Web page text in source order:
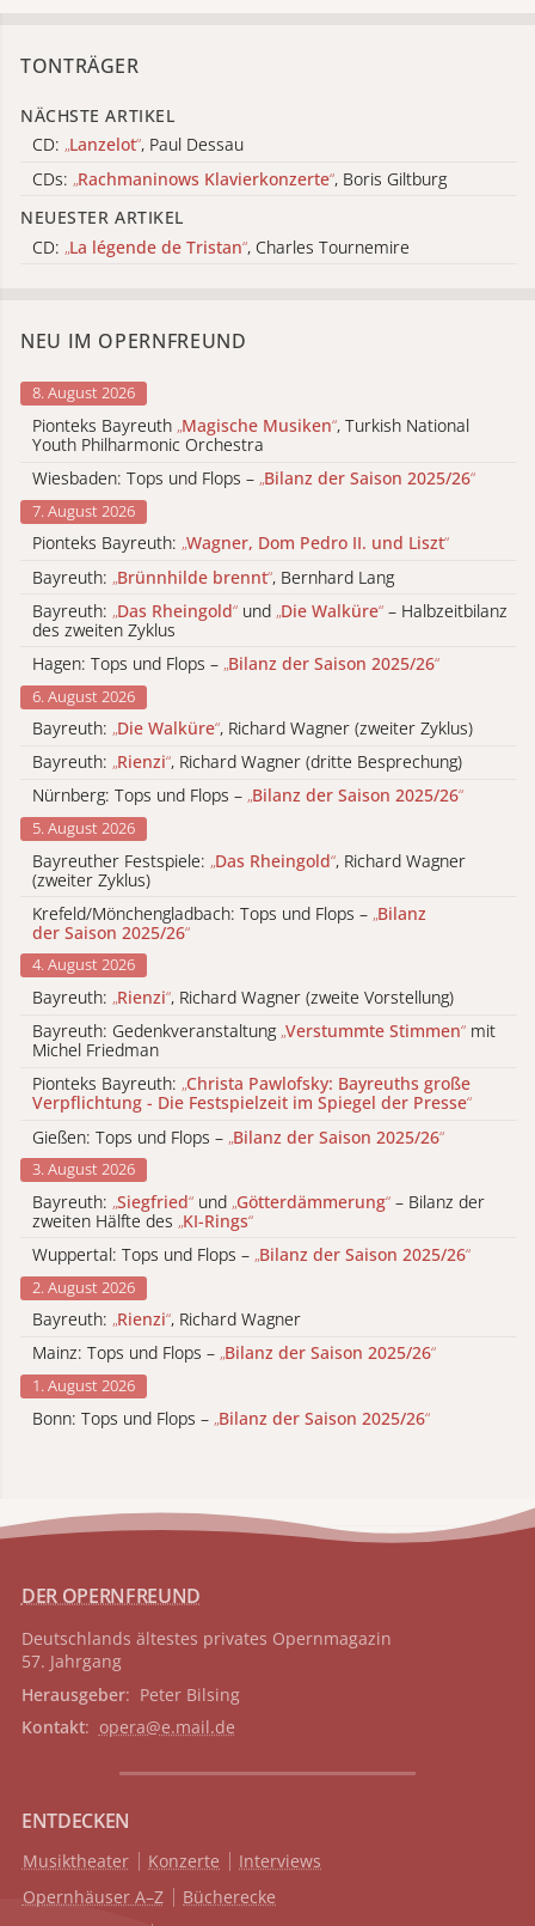
TONTRÄGER
NÄCHSTE ARTIKEL
CD: „Lanzelot“, Paul Dessau
CDs: „Rachmaninows Klavierkonzerte“, Boris Giltburg
NEUESTER ARTIKEL
CD: „La légende de Tristan“, Charles Tournemire
NEU IM OPERNFREUND
8. August 2026
Pionteks Bayreuth „Magische Musiken“, Turkish National
Youth Philharmonic Orchestra
Wiesbaden: Tops und Flops – „Bilanz der Saison 2025/26“
7. August 2026
Pionteks Bayreuth: „Wagner, Dom Pedro II. und Liszt“
Bayreuth: „Brünnhilde brennt“, Bernhard Lang
Bayreuth: „Das Rheingold“ und „Die Walküre“ – Halbzeitbilanz
des zweiten Zyklus
Hagen: Tops und Flops – „Bilanz der Saison 2025/26“
6. August 2026
Bayreuth: „Die Walküre“, Richard Wagner (zweiter Zyklus)
Bayreuth: „Rienzi“, Richard Wagner (dritte Besprechung)
Nürnberg: Tops und Flops – „Bilanz der Saison 2025/26“
5. August 2026
Bayreuther Festspiele: „Das Rheingold“, Richard Wagner
(zweiter Zyklus)
Krefeld/Mönchengladbach: Tops und Flops – „Bilanz
der Saison 2025/26“
4. August 2026
Bayreuth: „Rienzi“, Richard Wagner (zweite Vorstellung)
Bayreuth: Gedenkveranstaltung „Verstummte Stimmen“ mit
Michel Friedman
Pionteks Bayreuth: „Christa Pawlofsky: Bayreuths große
Verpflichtung - Die Festspielzeit im Spiegel der Presse“
Gießen: Tops und Flops – „Bilanz der Saison 2025/26“
3. August 2026
Bayreuth: „Siegfried“ und „Götterdämmerung“ – Bilanz der
zweiten Hälfte des „KI-Rings“
Wuppertal: Tops und Flops – „Bilanz der Saison 2025/26“
2. August 2026
Bayreuth: „Rienzi“, Richard Wagner
Mainz: Tops und Flops – „Bilanz der Saison 2025/26“
1. August 2026
Bonn: Tops und Flops – „Bilanz der Saison 2025/26“
DER OPERNFREUND
Deutschlands ältestes privates Opernmagazin
57. Jahrgang
Herausgeber: Peter Bilsing
Kontakt: opera@e.mail.de
ENTDECKEN
Musiktheater Konzerte
Interviews
Opernhäuser A–Z
Bücherecke